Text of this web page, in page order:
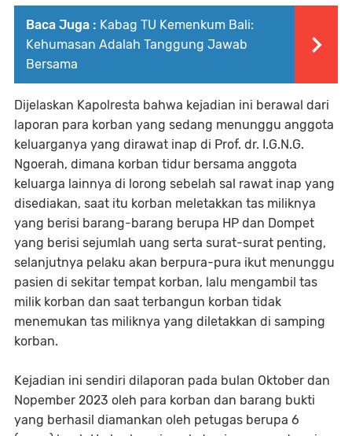
Baca Juga : Kabag TU Kemenkum Bali:
Kehumasan Adalah Tanggung Jawab
Bersama
Dijelaskan Kapolresta bahwa kejadian ini berawal dari
laporan para korban yang sedang menunggu anggota
keluarganya yang dirawat inap di Prof. dr. I.G.N.G.
Ngoerah, dimana korban tidur bersama anggota
keluarga lainnya di lorong sebelah sal rawat inap yang
disediakan, saat itu korban meletakkan tas miliknya
yang berisi barang-barang berupa HP dan Dompet
yang berisi sejumlah uang serta surat-surat penting,
selanjutnya pelaku akan berpura-pura ikut menunggu
pasien di sekitar tempat korban, lalu mengambil tas
milik korban dan saat terbangun korban tidak
menemukan tas miliknya yang diletakkan di samping
korban.
Kejadian ini sendiri dilaporan pada bulan Oktober dan
Nopember 2023 oleh para korban dan barang bukti
yang berhasil diamankan oleh petugas berupa 6